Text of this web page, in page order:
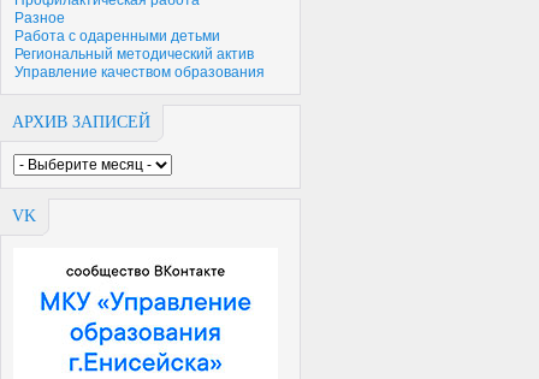
Разное
Работа с одаренными детьми
Региональный методический актив
Управление качеством образования
АРХИВ ЗАПИСЕЙ
VK